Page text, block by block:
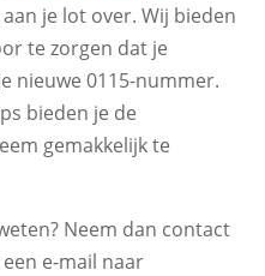
je lot over. Wij bieden
te zorgen dat je
nieuwe 0115-nummer.
bieden je de
gemakkelijk te
Neem dan contact
e-mail naar